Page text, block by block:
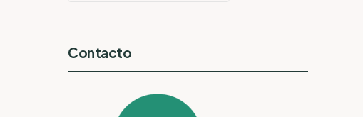
Contacto